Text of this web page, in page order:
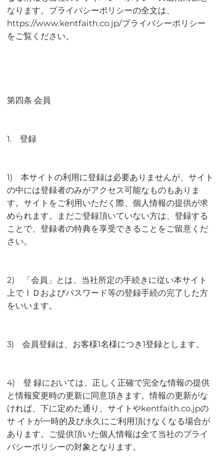
なります。プライバシーポリシーの全文は、
https://www.kentfaith.co.jp/プライバシーポリシー
をご覧ください。
第四条 会員
1. 登録
1) 本サイトの利用に登録は必要ありませんが、サイト
の中には登録者のみがアクセス可能なものもありま
す。サイトをご利用いただく際、個人情報の提供が求
められます。まだご登録頂いていない方は、登録する
ことで、登録者の特典を享受できることをご留意くだ
さい。
2) 「会員」とは、当社所定の手続きに従い本サイト
上でＩＤおよびパスワード等の登録手続の完了した方
をいいます。
3) 会員登録は、お客様1名様につき1登録とします。
4) 登 録においては、正しく正確で完全な情報の提供
と情報変更時の更新に同意頂きます。情報の更新がな
ければ、下に定めた通り、サイトやkentfaith.co.jpの
サ イトが一時的及び永久にご利用頂けなくなる場合が
あります。ご提供頂いた個人情報は全て当社のプライ
バシーポリシーの対象となります。